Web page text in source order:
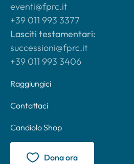
eventi@fprc.it
+39 011 993 3377
Lasciti testamentari:
successioni@fprc.it
+39 011 993 3406
Raggiungici
Contattaci
Candiolo Shop
Dona ora